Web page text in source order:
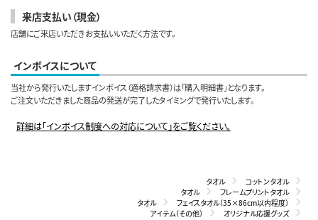
来店支払い（現金）
店舗にご来店いただきお支払いいただく方法です。
インボイスについて
当社から発行いたしますインボイス（適格請求書）は「購入明細書」となります。
ご注文いただきました商品の発送が完了したタイミングで発行いたします。
詳細は「インボイス制度への対応について」をご覧ください。
タオル
コットンタオル
タオル
フレームプリントタオル
タオル
フェイスタオル（35×86cm以内程度）
アイテム（その他）
オリジナル応援グッズ